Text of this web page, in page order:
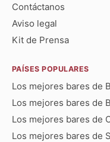
Contáctanos
Aviso legal
Kit de Prensa
PAÍSES POPULARES
Los mejores bares de
Los mejores bares de
Los mejores bares de
Los mejores bares de